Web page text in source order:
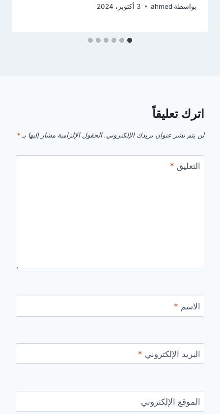
بواسطة ahmed 3 أكتوبر، 2024
اترك تعليقاً
لن يتم نشر عنوان بريدك الإلكتروني. الحقول الإلزامية مشار إليها بـ *
التعليق *
الاسم *
البريد الإلكتروني *
الموقع الإلكتروني